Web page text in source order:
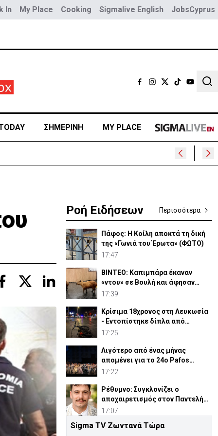
In My Place Cooking Sigmalive English JobsCyprus
ΣΗΜΕΡΙΝΗ MY PLACE
Ροή Ειδήσεων Περισσότερα
Πάφος: Η Κοίλη αποκτά τη δική
της «Γωνιά του Έρωτα» (ΦΩΤΟ)
17:47
ΒΙΝΤΕΟ: Καπιμπάρα έκαναν
«ντου» σε Βουλή και άφησαν
άφωνους βουλευτές
17:39
Κρίσιμα 18χρονος στη Λευκωσία
- Εντοπίστηκε δίπλα από
ηλεκτρικό ποδήλατο
17:25
Λιγότερο από ένας μήνας
απομένει για το 24ο Pafos
Aphrodite Festival
17:22
Ρέθυμνο: Συγκλονίζει ο
αποχαιρετισμός στον Παντελή
από τον Ιερέα Πατέρα του
17:07
Το θαύμα του Χρυσοσωτήρα που
Sigma TV Ζωντανά Τώρα